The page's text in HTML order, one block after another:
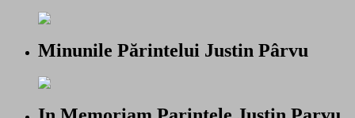
Minunile Părintelui Justin Pârvu